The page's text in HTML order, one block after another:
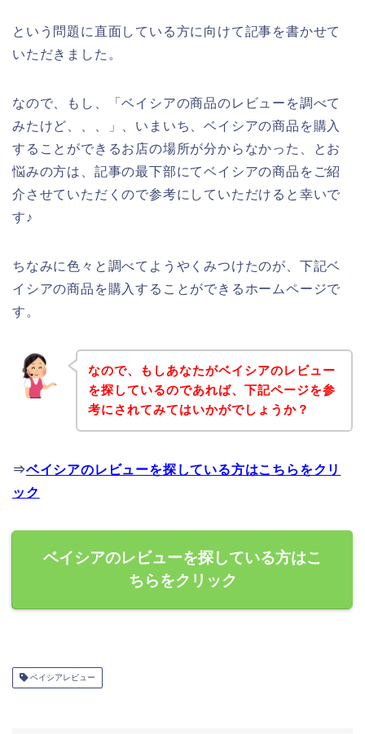
という問題に直面している方に向けて記事を書かせて
いただきました。
なので、もし、「ベイシアの商品のレビューを調べて
みたけど、、、」、いまいち、ベイシアの商品を購入
することができるお店の場所が分からなかった、とお
悩みの方は、記事の最下部にてベイシアの商品をご紹
介させていただくので参考にしていただけると幸いで
す♪
ちなみに色々と調べてようやくみつけたのが、下記ベ
イシアの商品を購入することができるホームページで
す。
なので、もしあなたがベイシアのレビュー
を探しているのであれば、下記ページを参
考にされてみてはいかがでしょうか？
⇒ベイシアのレビューを探している方はこちらをクリ
ック
ベイシアのレビューを探している方はこ
ちらをクリック
ベイシアレビュー